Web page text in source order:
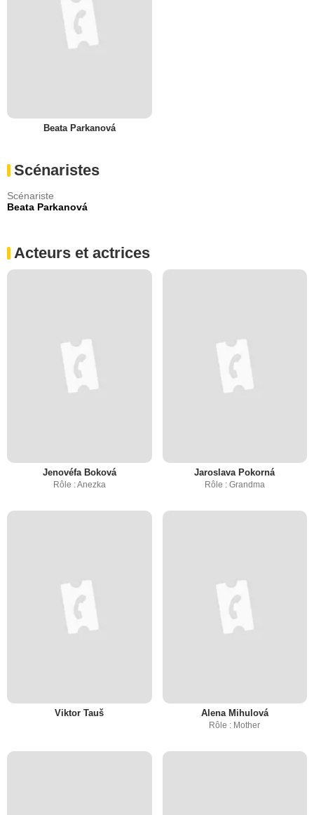
Beata Parkanová
Scénaristes
Scénariste
Beata Parkanová
Acteurs et actrices
Jenovéfa Boková
Rôle : Anezka
Jaroslava Pokorná
Rôle : Grandma
Viktor Tauš Alena Mihulová
Rôle : Mother